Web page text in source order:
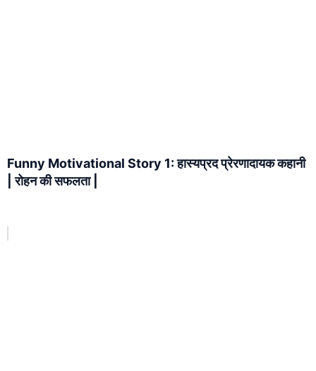
Funny Motivational Story 1: हास्यप्रद प्रेरणादायक कहानी
| रोहन की सफलता |